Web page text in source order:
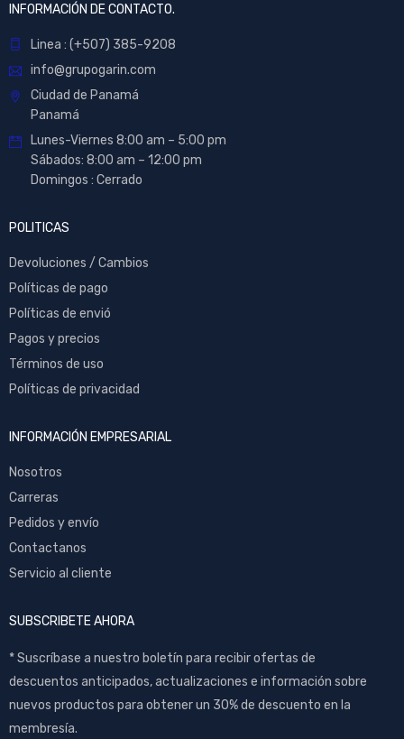
INFORMACIÓN DE CONTACTO.
Linea : (+507) 385-9208
info@grupogarin.com
Ciudad de Panamá
Panamá
Lunes-Viernes 8:00 am – 5:00 pm
Sábados: 8:00 am – 12:00 pm
Domingos : Cerrado
POLITICAS
Devoluciones / Cambios
Políticas de pago
Políticas de envió
Pagos y precios
Términos de uso
Políticas de privacidad
INFORMACIÓN EMPRESARIAL
Nosotros
Carreras
Pedidos y envío
Contactanos
Servicio al cliente
SUBSCRIBETE AHORA
* Suscríbase a nuestro boletín para recibir ofertas de
descuentos anticipados, actualizaciones e información sobre
nuevos productos para obtener un 30% de descuento en la
membresía.